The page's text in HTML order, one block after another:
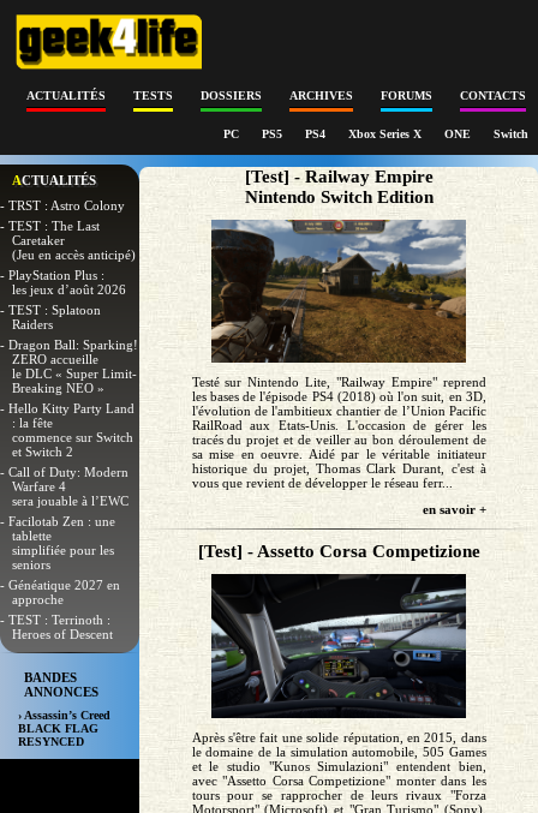
ACTUALITÉS TESTS DOSSIERS ARCHIVES FORUMS CONTACTS
PC PS5 PS4 Xbox Series X ONE Switch
ACTUALITÉS
- TRST : Astro Colony
- TEST : The Last
Caretaker
(Jeu en accès anticipé)
- PlayStation Plus :
les jeux d’août 2026
- TEST : Splatoon
Raiders
- Dragon Ball: Sparking!
ZERO accueille
le DLC « Super Limit-
Breaking NEO »
- Hello Kitty Party Land
: la fête
commence sur Switch
et Switch 2
- Call of Duty: Modern
Warfare 4
sera jouable à l’EWC
- Facilotab Zen : une
tablette
simplifiée pour les
seniors
- Généatique 2027 en
approche
- TEST : Terrinoth :
Heroes of Descent
BANDES
ANNONCES
› Assassin’s Creed
BLACK FLAG
RESYNCED
[Test] - Railway Empire
Nintendo Switch Edition
Testé sur Nintendo Lite, "Railway Empire" reprend
les bases de l'épisode PS4 (2018) où l'on suit, en 3D,
l'évolution de l'ambitieux chantier de l’Union Pacific
RailRoad aux Etats-Unis. L'occasion de gérer les
tracés du projet et de veiller au bon déroulement de
sa mise en oeuvre. Aidé par le véritable initiateur
historique du projet, Thomas Clark Durant, c'est à
vous que revient de développer le réseau ferr...
en savoir +
[Test] - Assetto Corsa Competizione
Après s'être fait une solide réputation, en 2015, dans
le domaine de la simulation automobile, 505 Games
et le studio "Kunos Simulazioni" entendent bien,
avec "Assetto Corsa Competizione" monter dans les
tours pour se rapprocher de leurs rivaux "Forza
Motorsport" (Microsoft) et "Gran Turismo" (Sony).